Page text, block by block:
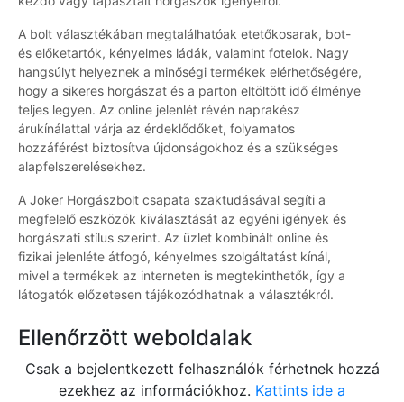
A bolt választékában megtalálhatóak etetőkosarak, bot-
és előketartók, kényelmes ládák, valamint fotelok. Nagy
hangsúlyt helyeznek a minőségi termékek elérhetőségére,
hogy a sikeres horgászat és a parton eltöltött idő élménye
teljes legyen. Az online jelenlét révén naprakész
árukínálattal várja az érdeklődőket, folyamatos
hozzáférést biztosítva újdonságokhoz és a szükséges
alapfelszerelésekhez.
A Joker Horgászbolt csapata szaktudásával segíti a
megfelelő eszközök kiválasztását az egyéni igények és
horgászati stílus szerint. Az üzlet kombinált online és
fizikai jelenléte átfogó, kényelmes szolgáltatást kínál,
mivel a termékek az interneten is megtekinthetők, így a
látogatók előzetesen tájékozódhatnak a választékról.
Ellenőrzött weboldalak
Csak a bejelentkezett felhasználók férhetnek hozzá
ezekhez az információkhoz. Kattints ide a